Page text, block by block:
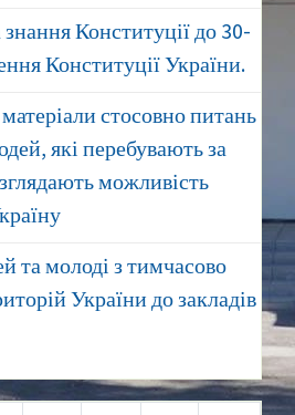
Конституції до 30-
Конституції України.
стосовно питань
які перебувають за
можливість
та молоді з тимчасово
України до закладів